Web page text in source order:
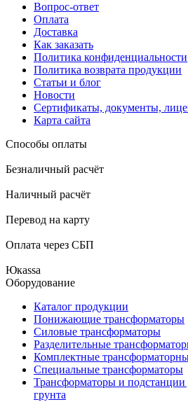
Вопрос-ответ
Оплата
Доставка
Как заказать
Политика конфиденциальности
Политика возврата продукции
Статьи и блог
Новости
Сертификаты, документы,
Карта сайта
Способы оплаты
Безналичный расчёт
Наличный расчёт
Перевод на карту
Оплата через СБП
Юкаssа
Оборудование
Каталог продукции
Понижающие трансформаторы
Силовые трансформаторы
Разделительные
Комплектные
Специальные трансформаторы
Трансформаторы и подстанции
грунта